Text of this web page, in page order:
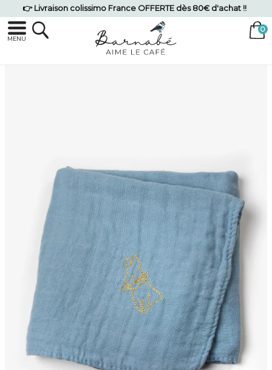
👉 Livraison colissimo France OFFERTE dès 80€ d'achat !!
MENU